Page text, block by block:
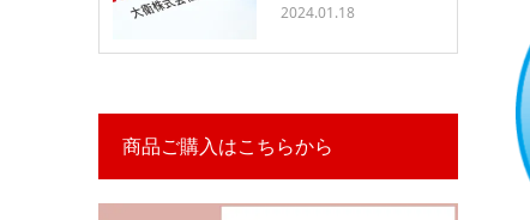
2024.01.18
商品ご購入はこちらから